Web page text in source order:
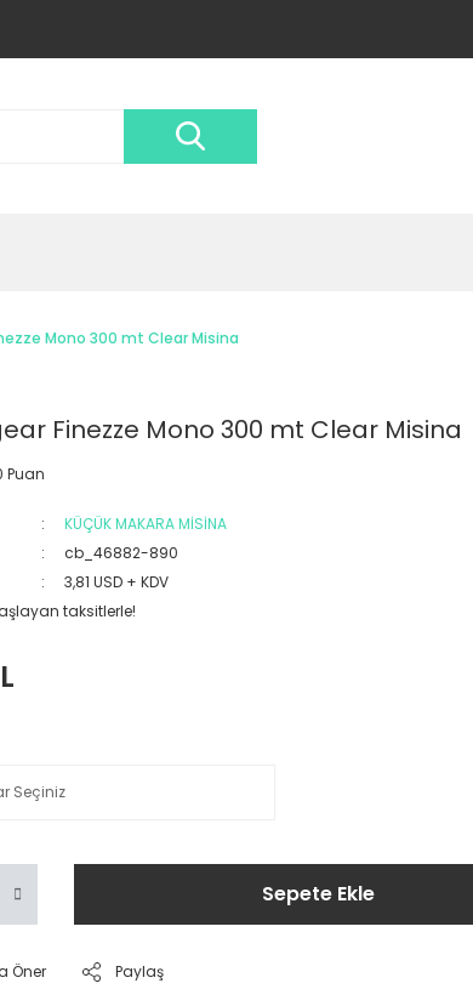
Mono 300 mt Clear Misina
Finezze Mono 300 mt Clear Misina
Puan
KÜÇÜK MAKARA MİSİNA
cb_46882-890
3,81 USD + KDV
taksitlerle!
Sepete Ekle
Öner Paylaş